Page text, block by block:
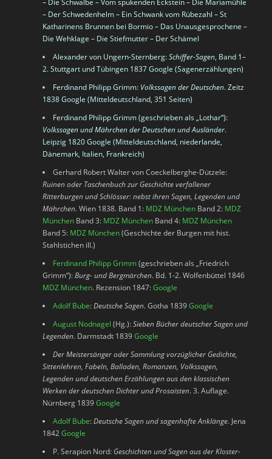
– Der Schwedenhelm – Ein Schwank vom Rübezahl – St
Katharinens Brunnen bei Bormio – Das Unausgesprochene –
Die Wehklage – Die Stiefmutter – Der Schämel
Alexander von Ungern-Sternberg:Schiffer-Sagen, Band 1–
2. Stuttgart und Tübingen 1837Google (Sagenerzählungen)
Ferdinand Philipp Grimm: Volkssagen der Deutschen. Zeitz
1838Google (Mitteldeutschland, 351 Seiten)
Ferdinand Philipp Grimm(geschrieben als „Lothar“):
Volkssagen und Mährchen der Deutschen und Ausländer.
Leipzig 1820Google (Mitteldeutschland, niederlande,
Dänemark, Italien, Frankreich)
Gerhard Robert Walter von Coeckelberghe-Dützele:
Ruinen oder Taschenbuch zur Geschichte verfallener
Ritterburgen und Schlösser: nebst ihren Sagen, Legenden und
Mährchen. Wien 1838. Band 1: MDZ München Band 2: MDZ
München Band 3: MDZ München Band 4: MDZ München
Band 5: MDZ München(Geschichte der Burgen mit hist.
Stahlstichen ill.)
Ferdinand Philipp Grimm(geschrieben als „Friedrich
Grimm“):Burg- und Bergmärchen. Bd. 1-2. Wolfenbüttel 1846
MDZ München. Rezension 1847:Google
Adolf Bube:Deutsche Sagen. Gotha 1839Google
August Nodnagel (Hg.):Sieben Bücher deutscher Sagen und
Legenden. Darmstadt 1839Google
Der Meistersänger oder Sammlung vorzüglicher Gedichte,
Sittenlehren, Fabeln, Balladen, Romanzen, Volkssagen,
Legenden und deutschen Erzählungen aus den klassischen
Werken der deutschen Dichter und Prosaisten. 3. Auflage.
Nürnberg 1839Google
Adolf Bube:Deutsche Sagen und sagenhafte Anklänge. Jena
1842Google
P. Serapion Nord: Geschichten und Sagen aus der Kloster-